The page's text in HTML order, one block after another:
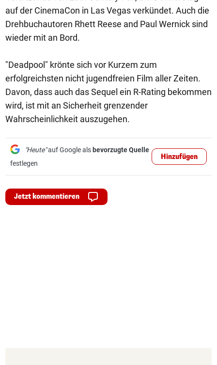
auf der CinemaCon in Las Vegas verkündet. Auch die
Drehbuchautoren Rhett Reese and Paul Wernick sind
wieder mit an Bord.
"Deadpool" krönte sich vor Kurzem zum
erfolgreichsten nicht jugendfreien Film aller Zeiten.
Davon, dass auch das Sequel ein R-Rating bekommen
wird, ist mit an Sicherheit grenzender
Wahrscheinlichkeit auszugehen.
"Heute"auf Google als bevorzugte Quelle
festlegen
Hinzufügen
Jetzt kommentieren